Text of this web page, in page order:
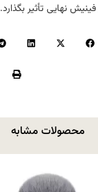
نهایی تأثیر بگذارد.
محصولات مشابه